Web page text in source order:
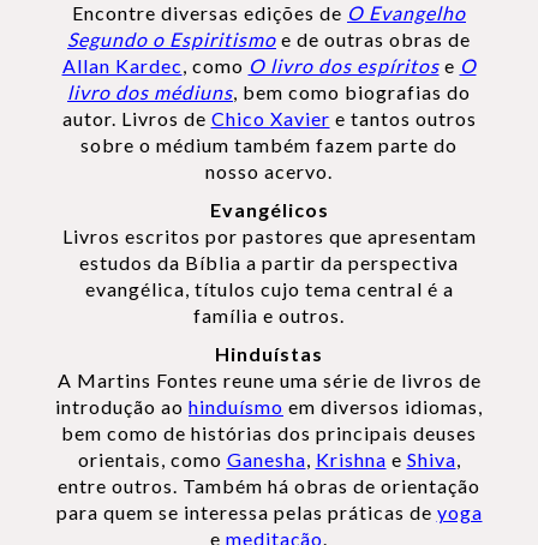
Encontre diversas edições de O Evangelho
Segundo o Espiritismo e de outras obras de
Allan Kardec, como O livro dos espíritose O
livro dos médiuns, bem como biografias do
autor. Livros de Chico Xavier e tantos outros
sobre o médium também fazem parte do
nosso acervo.
Evangélicos
Livros escritos por pastores que apresentam
estudos da Bíblia a partir da perspectiva
evangélica, títulos cujo tema central é a
família e outros.
Hinduístas
A Martins Fontes reune uma série de livros de
introdução ao hinduísmo em diversos idiomas,
bem como de histórias dos principais deuses
orientais, como Ganesha, Krishna e Shiva,
entre outros. Também há obras de orientação
para quem se interessa pelas práticas de yoga
e meditação.